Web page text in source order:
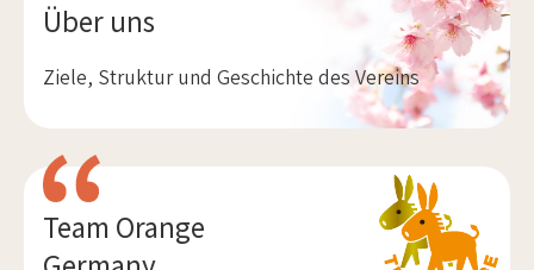
Über uns
Ziele, Struktur und Geschichte des Vereins
Team Orange